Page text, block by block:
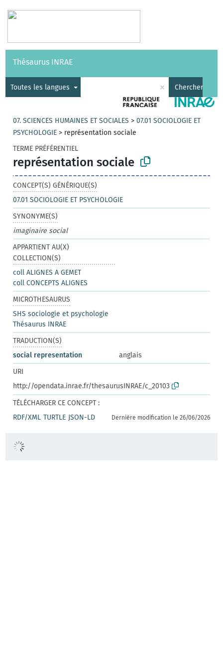
Vocabulaires API
Thésaurus INRAE
Toutes les langues × Chercher
07. SCIENCES HUMAINES ET SOCIALES >07.01 SOCIOLOGIE ET
PSYCHOLOGIE > représentation sociale
TERME PRÉFÉRENTIEL
représentation sociale
CONCEPT(S) GÉNÉRIQUE(S)
07.01 SOCIOLOGIE ET PSYCHOLOGIE
SYNONYME(S)
imaginaire social
APPARTIENT AU(X)
COLLECTION(S)
coll ALIGNES A GEMET
coll CONCEPTS ALIGNES
MICROTHESAURUS
SHS sociologie et psychologie
Thésaurus INRAE
TRADUCTION(S)
social representation
anglais
URI
http://opendata.inrae.fr/thesaurusINRAE/c_20103
TÉLÉCHARGER CE CONCEPT :
RDF/XML TURTLE JSON-LD Dernière modification le 26/06/2026